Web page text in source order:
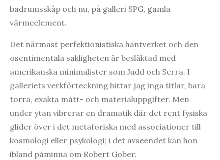
badrumsskåp och nu, på galleri SPG, gamla
värmeelement.
Det närmast perfektionistiska hantverket och den
osentimentala sakligheten är besläktad med
amerikanska minimalister som Judd och Serra. I
galleriets verkförteckning hittar jag inga titlar, bara
torra, exakta mått- och materialuppgifter. Men
under ytan vibrerar en dramatik där det rent fysiska
glider över i det metaforiska med associationer till
kosmologi eller psykologi; i det avseendet kan hon
ibland påminna om Robert Gober.